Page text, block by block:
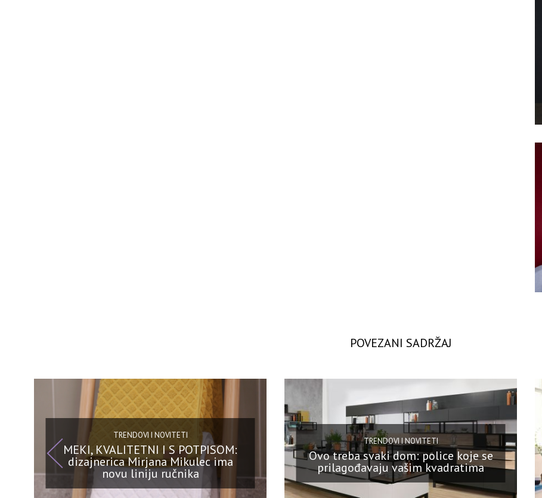
POVEZANI SADRŽAJ
TRENDOVI I NOVITETI
MEKI, KVALITETNI I S POTPISOM:
dizajnerica Mirjana Mikulec ima
novu liniju ručnika
TRENDOVI I NOVITETI
Ovo treba svaki dom: police koje se
prilagođavaju vašim kvadratima